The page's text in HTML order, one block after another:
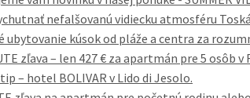
nefalšovanú vidiecku atmosféru
kúsok od pláže a centra za
zľava – len 427 € za apartmán pre 5 osôb v
– hotel BOLIVAR v Lido di Jesolo.